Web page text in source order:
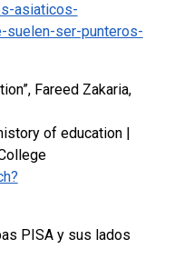
asiaticos-
suelen-ser-punteros-
Fareed Zakaria,
of education |
PISA y sus lados